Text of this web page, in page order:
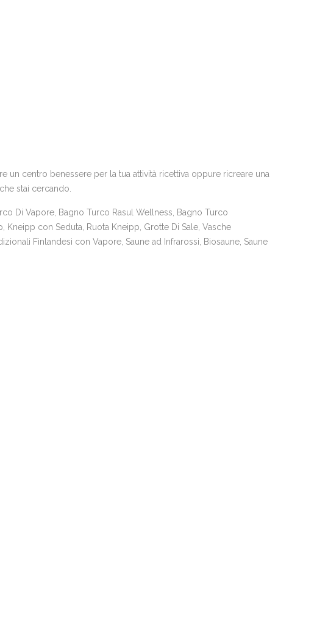
un centro benessere per la tua attività ricettiva oppure ricreare una
stai cercando.
Di Vapore, Bagno Turco Rasul Wellness, Bagno Turco
con Seduta, Ruota Kneipp, Grotte Di Sale, Vasche
Finlandesi con Vapore, Saune ad Infrarossi, Biosaune, Saune